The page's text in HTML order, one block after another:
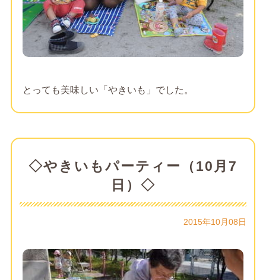
とっても美味しい「やきいも」でした。
◇やきいもパーティー（10月7
日）◇
2015年10月08日